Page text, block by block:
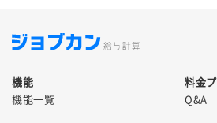
機能
機能一覧
料金
Q&A